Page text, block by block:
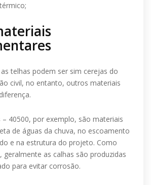
telhas podem ser sim cerejas do
civil, no entanto, outros materiais
– 40500, por exemplo, são materiais
de águas da chuva, no escoamento
e na estrutura do projeto. Como
as calhas são produzidas
para evitar corrosão.